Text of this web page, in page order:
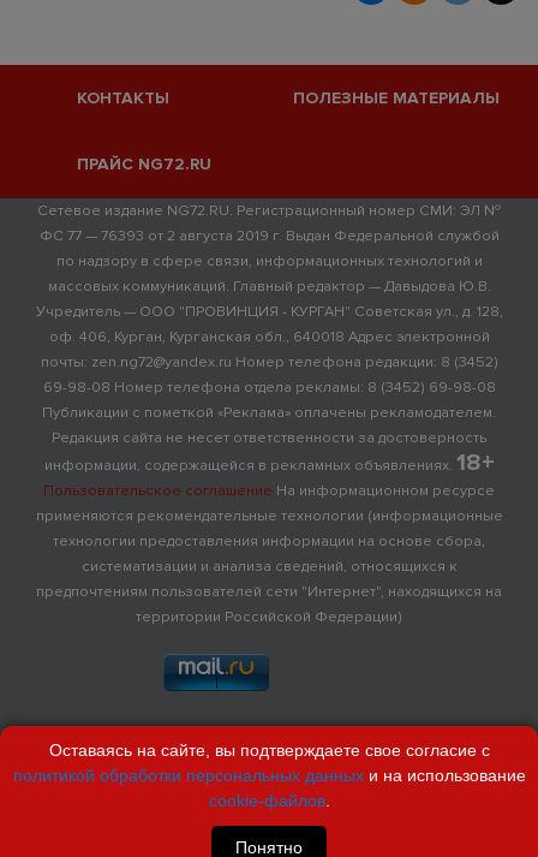
КОНТАКТЫ ПОЛЕЗНЫЕ МАТЕРИАЛЫ
ПРАЙС NG72.RU
Сетевое издание NG72.RU. Регистрационный номер СМИ: ЭЛ №
ФС 77 — 76393 от 2 августа 2019 г. Выдан Федеральной службой
по надзору в сфере связи, информационных технологий и
массовых коммуникаций. Главный редактор — Давыдова Ю.В.
Учредитель — ООО "ПРОВИНЦИЯ - КУРГАН" Советская ул., д. 128,
оф. 406, Курган, Курганская обл., 640018 Адрес электронной
почты: zen.ng72@yandex.ru Номер телефона редакции: 8 (3452)
69-98-08 Номер телефона отдела рекламы: 8 (3452) 69-98-08
Публикации с пометкой «Реклама» оплачены рекламодателем.
Редакция сайта не несет ответственности за достоверность
информации, содержащейся в рекламных объявлениях. 18+
Пользовательское соглашение На информационном ресурсе
применяются рекомендательные технологии (информационные
технологии предоставления информации на основе сбора,
систематизации и анализа сведений, относящихся к
предпочтениям пользователей сети "Интернет", находящихся на
территории Российской Федерации)
Оставаясь на сайте, вы подтверждаете свое согласие с
политикой обработки персональных данныхи на использование
cookie-файлов.
Понятно